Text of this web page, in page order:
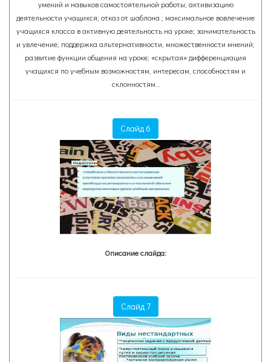
умений и навыков самостоятельной работы; активизацию
деятельности учащихся; отказ от шаблона ; максимальное вовлечение
учащихся класса в активную деятельность на уроке; занимательность
и увлечение; поддержка альтернативности, множественности мнений;
развитие функции общения на уроке; «скрытая» дифференциация
учащихся по учебным возможностям, интересам, способностям и
склонностям…
Слайд 6
Описание слайда:
Слайд 7